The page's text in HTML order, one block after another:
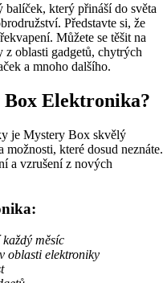
balíček, který přináší do světa
Představte si, že
Můžete se těšit na
oblasti gadgetů, chytrých
a mnoho dalšího.
Elektronika?
je Mystery Box skvělý
které dosud neznáte.
a vzrušení z nových
měsíc
oblasti elektroniky